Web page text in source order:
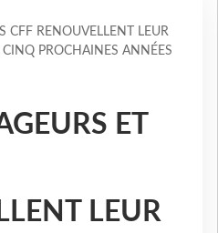
CFF RENOUVELLENT LEUR
CINQ PROCHAINES ANNÉES
ET
LEUR